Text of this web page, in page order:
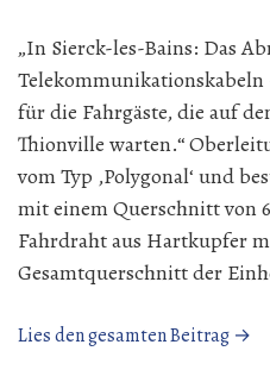
„In Sierck-les-Bains: Das
Telekommunikationskabeln
für die Fahrgäste, die auf
Thionville warten.“
vom Typ ‚Polygonal‘ und
mit einem Querschnitt von
Fahrdraht aus Hartkupfer
Gesamtquerschnitt der
Lies den gesamten Beitrag →